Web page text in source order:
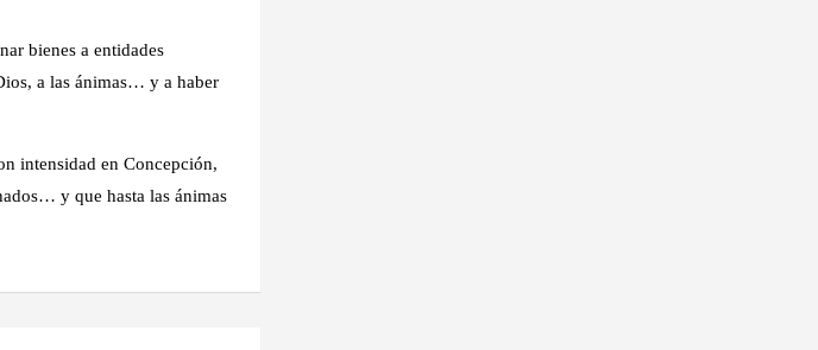
bienes a entidades
a las ánimas… y a haber
intensidad en Concepción,
y que hasta las ánimas